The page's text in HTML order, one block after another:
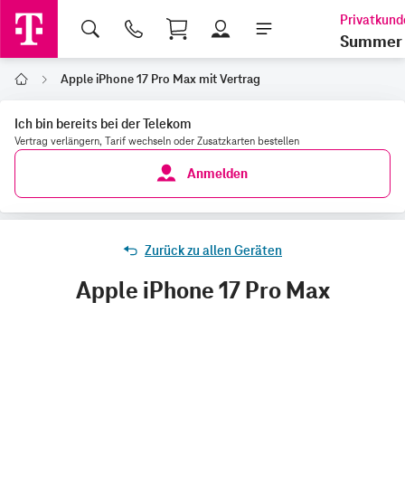
Shopping Cart
Summer
Home Apple iPhone 17 Pro Max mit Vertrag
Ich bin bereits bei der Telekom
Vertrag verlängern, Tarif wechseln oder Zusatzkarten bestellen
Anmelden
Zurück zu allen Geräten
Apple iPhone 17 Pro Max